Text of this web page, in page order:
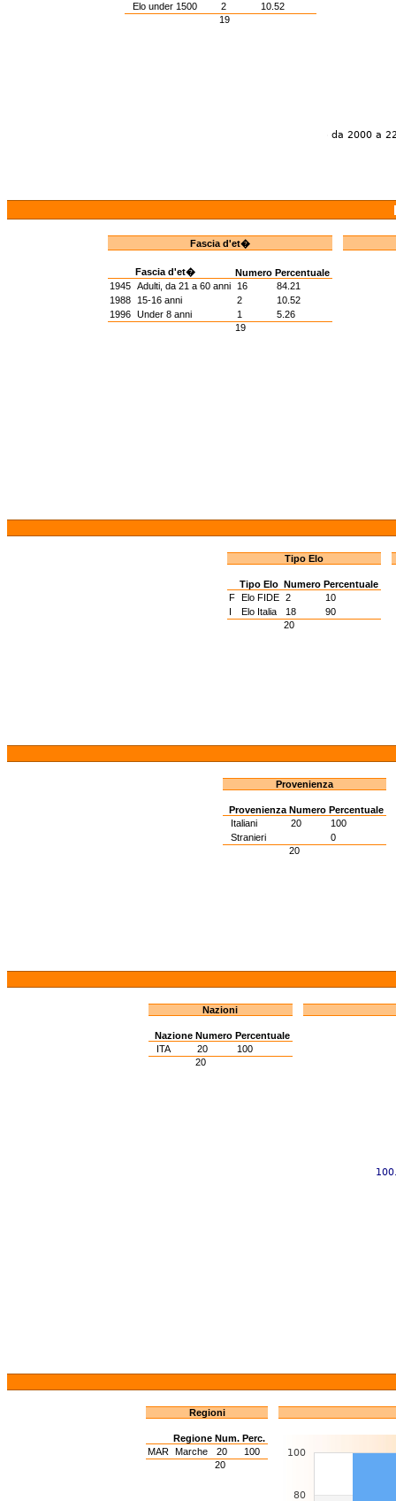
Elo under 1500
2
10.52
19
Fascia d'et�
Fascia d'et� Numero Percentuale
1945 Adulti, da 21 a 60 anni 16
84.21
1988
15-16 anni 2
10.52
1996 Under 8 anni 1
5.26
19
Tipo Elo
Tipo Elo Numero Percentuale
F Elo FIDE 2
10
I
Elo Italia 18
90
20
Provenienza
Provenienza Numero Percentuale
Italiani
20
100
Stranieri
0
20
Nazioni
Nazione Numero Percentuale
ITA
20
100
20
Regioni
Regione Num. Perc.
MAR Marche 20
100
20